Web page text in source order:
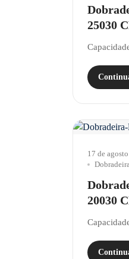
25030
17 de
20030